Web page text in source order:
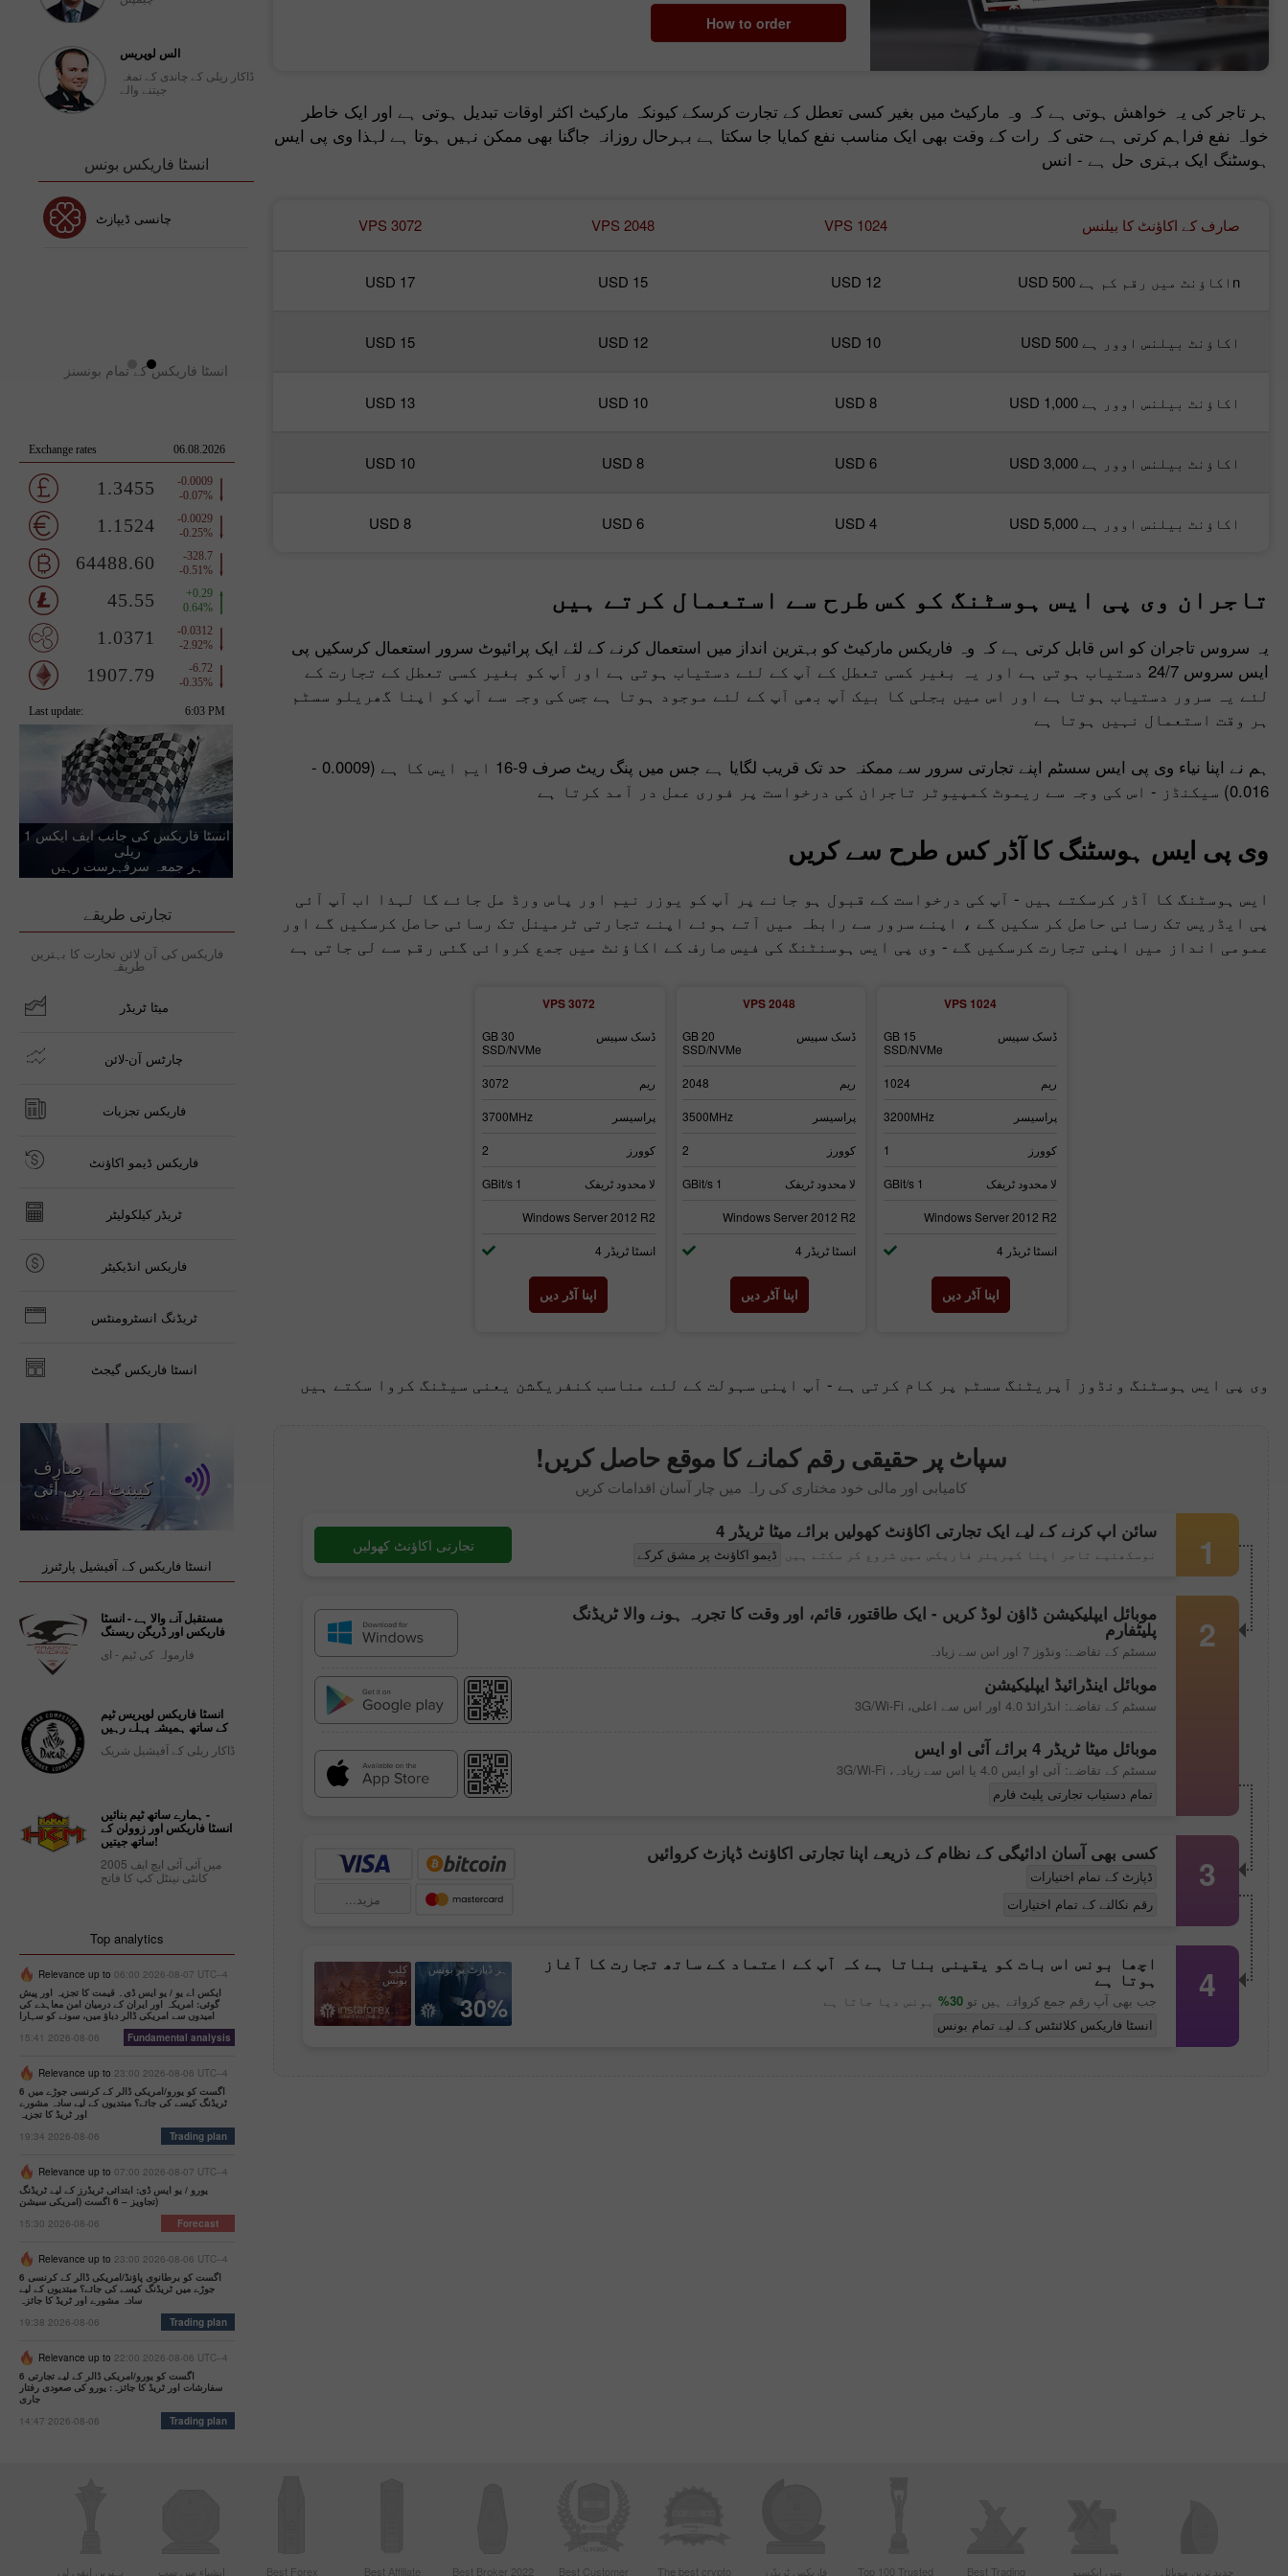
How to order
ہر تاجر کی یہ خواھش ہوتی ہے کہ وہ مارکیٹ میں بغیر کسی تعطل کے تجارت کرسکے کیونکہ مارکیٹ اکثر اوقات تبدیل ہوتی ہے اور ایک خاطر
خواہ نفع فراہم کرتی ہے حتی کہ رات کے وقت بھی ایک مناسب نفع کمایا جا سکتا ہے بہرحال روزانہ جاگنا بھی ممکن نہیں ہوتا ہے لہذا وی پی ایس
ہوسٹنگ ایک بہتری حل ہے - انس
صارف کے اکاؤنٹ کا بیلنس VPS 1024
VPS 2048
VPS 3072
nاکاؤنٹ میں رقم کم ہے USD 500 USD 12
USD 15
USD 17
اکاؤنٹ بیلنس اوور ہے USD 500 USD 10
USD 12
USD 15
اکاؤنٹ بیلنس اوور ہے USD 1,000 USD 8
USD 10
USD 13
اکاؤنٹ بیلنس اوور ہے USD 3,000 USD 6
USD 8
USD 10
اکاؤنٹ بیلنس اوور ہے USD 5,000 USD 4
USD 6
USD 8
تاجران وی پی ایس ہوسٹنگ کو کس طرح سے استعمال کرتے ہیں
یہ سروس تاجران کو اس قابل کرتی ہے کہ وہ فاریکس مارکیٹ کو بہترین انداز میں استعمال کرنے کے لئے ایک پرائیوٹ سرور استعمال کرسکیں پی
ایس سروس 24/7 دستیاب ہوتی ہے اور یہ بغیر کسی تعطل کے آپ کے لئے دستیاب ہوتی ہے اور آپ کو بغیر کسی تعطل کے تجارت کے
لئے یہ سرور دستیاب ہوتا ہے اور اس میں بجلی کا بیک آپ بھی آپ کے لئے موجود ہوتا ہے جس کی وجہ سے آپ کو اپنا گھریلو سسٹم
ہر وقت استعمال نہیں ہوتا ہے
ہم نے اپنا نیاء وی پی ایس سسٹم اپنے تجارتی سرور سے ممکنہ حد تک قریب لگایا ہے جس میں پنگ ریٹ صرف 9-16 ایم ایس کا ہے (0.0009 -
0.016) سیکنڈز - اس کی وجہ سے ریموٹ کمپیوٹر تاجران کی درخواست پر فوری عمل در آمد کرتا ہے
وی پی ایس ہوسٹنگ کا آڈر کس طرح سے کریں
ایس ہوسٹنگ کا آڈر کرسکتے ہیں - آپ کی درخواست کے قبول ہو جانے پر آپ کو یوزر نیم اور پاس ورڈ مل جائے گا لہذا اب آپ آئی
پی ایڈریس تک رسائی حاصل کر سکیں گے ، اپنے سرور سے رابطہ میں آتے ہوئے اپنے تجارتی ٹرمینل تک رسائی حاصل کرسکیں گے اور
عمومی انداز میں اپنی تجارت کرسکیں گے - وی پی ایس ہوسنٹنگ کی فیس صارف کے اکاؤنٹ میں جمع کروائی گئی رقم سے لی جاتی ہے
VPS 1024
ڈسک سپیس
15 GB
SSD/NVMe
ریم 1024
پراسیسر 3200MHz
کوورز 1
لا محدود ٹریفک 1 GBit/s
Windows Server 2012 R2
انسٹا ٹریڈر 4
اپنا آڈر دیں
VPS 2048
ڈسک سپیس
20 GB
SSD/NVMe
ریم 2048
پراسیسر 3500MHz
کوورز 2
لا محدود ٹریفک 1 GBit/s
Windows Server 2012 R2
انسٹا ٹریڈر 4
اپنا آڈر دیں
VPS 3072
ڈسک سپیس
30 GB
SSD/NVMe
ریم 3072
پراسیسر 3700MHz
کوورز 2
لا محدود ٹریفک 1 GBit/s
Windows Server 2012 R2
انسٹا ٹریڈر 4
اپنا آڈر دیں
وی پی ایس ہوسٹنگ ونڈوز آپریٹنگ سسٹم پر کام کرتی ہے - آپ اپنی سہولت کے لئے مناسب کنفریگشن یعنی سیٹنگ کروا سکتے ہیں
سپاٹ پر حقیقی رقم کمانے کا موقع حاصل کریں!
کامیابی اور مالی خود مختاری کی راہ میں چار آسان اقدامات کریں
1 سائن اپ کرنے کے لیے ایک تجارتی اکاؤنٹ کھولیں برائے میٹا ٹریڈر 4
نوسکھئیے تاجر اپنا کیریئر فاریکس میں شروع کر سکتے ہیں ڈیمو اکاؤنٹ پر مشق کرکے تجارتی اکاؤنٹ کھولیں
2 موبائل ایپلیکیشن ڈاؤن لوڈ کریں - ایک طاقتور، قائم، اور وقت کا تجربہ ہونے والا ٹریڈنگ
پلیٹفارم
سسٹم کے تقاضے: ونڈوز 7 اور اس سے زیادہ
موبائل اینڈرائیڈ ایپلیکیشن
سسٹم کے تقاضے: انڈرائڈ 4.0 اور اس سے اعلی، 3G/Wi-Fi
موبائل میٹا ٹریڈر 4 برائے آئی او ایس
سسٹم کے تقاضے: آئی او ایس 4.0 یا اس سے زیادہ، 3G/Wi-Fi
تمام دستیاب تجارتی پلیٹ فارم
3 کسی بھی آسان ادائیگی کے نظام کے ذریعے اپنا تجارتی اکاؤنٹ ڈپازٹ کروائیں
ڈپازٹ کے تمام اختیارات
رقم نکالنے کے تمام اختیارات
مزید...
4 اچھا بونس اس بات کو یقینی بناتا ہے کہ آپ کے اعتماد کے ساتھ تجارت کا آغاز
ہوتا ہے
جب بھی آپ رقم جمع کرواتے ہیں تو 30%
بونس دیا جاتا ہے
انسٹا فاریکس کلائنٹس کے لیے تمام بونس
ہر ڈپازٹ پر بونس
30%
کلب
بونس
الس لوپریس
ڈاکار ریلی کے چاندی کے تمغہ
جیتنے والے
انسٹا فاریکس بونس
چانسی ڈیپازٹ 30% بونس
انسٹا فاریکس کلب بونس
چانسی ڈیپازٹ
انسٹا فاریکس کے تمام بونسنز
انسٹا فاریکس کی جانب ایف ایکس 1
ریلی
ہر جمعہ سرفہرست رہیں
تجارتی طریقے
فاریکس کی آن لائن تجارت کا بہترین
طریقہ
میٹا ٹریڈر
چارٹس آن-لائن
فاریکس تجزیات
فاریکس ڈیمو اکاؤنٹ
ٹریڈر کیلکولیٹر
فاریکس انڈیکیٹر
ٹریڈنگ انسٹرومنٹس
انسٹا فاریکس گیجٹ
صارف
کیبنٹ اے پی آئی
انسٹا فاریکس کے آفیشیل پارٹنرز
مستقبل آنے والا ہے - انسٹا
فاریکس اور ڈریگن ریسنگ
فارمولہ کی ٹیم - ای
انسٹا فاریکس لوپریس ٹیم
کے ساتھ ہمیشہ پہلے رہیں
ڈاکار ریلی کے آفیشیل شریک
ہمارے ساتھ ٹیم بنائیں -
انسٹا فاریکس اور زوولن کے
ساتھ جیتیں!
2005 میں آئی آئی ایچ ایف
کانٹی نینٹل کپ کا فاتح
Top analytics
Relevance up to 06:00 2026-08-07 UTC--4
ایکس اے یو / یو ایس ڈی۔ قیمت کا تجزیہ اور پیش
گوئی: امریکہ اور ایران کے درمیان امن معاہدے کی
امیدوں سے امریکی ڈالر دباؤ میں، سونے کو سہارا
15:41 2026-08-06
Fundamental analysis
Relevance up to 23:00 2026-08-06 UTC--4
6 اگست کو یورو/امریکی ڈالر کے کرنسی جوڑے میں
ٹریڈنگ کیسے کی جائے؟ مبتدیوں کے لیے سادہ مشورے
اور ٹریڈ کا تجزیہ
19:34 2026-08-06
Trading plan
Relevance up to 07:00 2026-08-07 UTC--4
یورو / یو ایس ڈی: ابتدائی ٹریڈرز کے لیے ٹریڈنگ
تجاویز – 6 اگست (امریکی سیشن)
15:30 2026-08-06
Forecast
Relevance up to 23:00 2026-08-06 UTC--4
6 اگست کو برطانوی پاؤنڈ/امریکی ڈالر کے کرنسی
جوڑے میں ٹریڈنگ کیسے کی جائے؟ مبتدیوں کے لیے
سادہ مشورے اور ٹریڈ کا جائزہ
19:38 2026-08-06
Trading plan
Relevance up to 22:00 2026-08-06 UTC--4
6 اگست کو یورو/امریکی ڈالر کے لیے تجارتی
سفارشات اور ٹریڈ کا جائزہ: یورو کی صعودی رفتار
جاری
14:47 2026-08-06
Trading plan
جدید ترین موبائل منی ایکسپو Best Trading
Top 100 Trusted فاریکس ٹریڈرز The best crypto
Best Customer
Best Broker 2022
Best Affiliate
Best Forex ایشیاء میں سب بہترین ایفی لی